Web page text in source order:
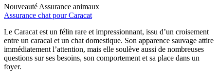
Nouveauté Assurance animaux
Assurance chat pour Caracat
Le Caracat est un félin rare et impressionnant, issu d’un croisement
entre un caracal et un chat domestique. Son apparence sauvage attire
immédiatement l’attention, mais elle soulève aussi de nombreuses
questions sur ses besoins, son comportement et sa place dans un
foyer.